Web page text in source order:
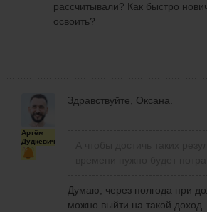
рассчитывали? Как быстро
освоить?
Артём
Дудкевич
Здравствуйте, Оксана.
Думаю, через полгода при
можно выйти на такой доход.